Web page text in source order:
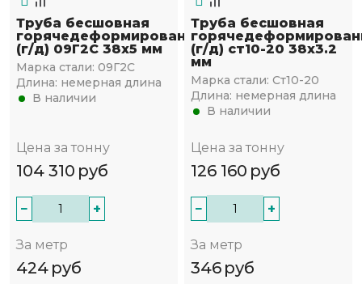
Труба бесшовная
горячедеформированная
(г/д) 09Г2С 38х5 мм
Марка стали: 09Г2С
Длина: немерная длина
В наличии
Цена за тонну
104 310 руб
− +
За метр
424 руб
Труба бесшовная
(г/д) ст10-20 38х3.2
мм
Марка стали: Ст10-20
Длина: немерная длина
В наличии
Цена за тонну
126 160 руб
− +
За метр
346 руб